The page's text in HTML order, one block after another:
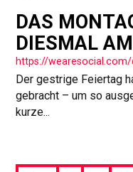
DAS
DIESMAL
Der gestrige Feiertag
gebracht – um so
kurze...